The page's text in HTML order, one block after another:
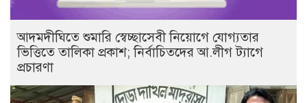
আদমদীঘিতে শুমারি স্বেচ্ছাসেবী নিয়োগে যোগ্যতার
ভিত্তিতে তালিকা প্রকাশ; নির্বাচিতদের আ.লীগ ট্যাগে
প্রচারণা